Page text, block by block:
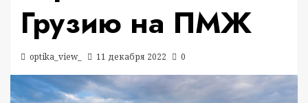
Грузию на ПМЖ
optika_view_ 11 декабря 2022 0